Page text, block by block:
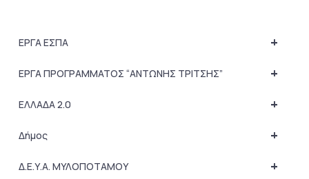
+
ΕΡΓΑ ΕΣΠΑ
+
ΕΡΓΑ ΠΡΟΓΡΑΜΜΑΤΟΣ “ΑΝΤΩΝΗΣ ΤΡΙΤΣΗΣ”
+
ΕΛΛΑΔΑ 2.0
+
Δήμος
+
Δ.Ε.Υ.Α. ΜΥΛΟΠΟΤΑΜΟΥ